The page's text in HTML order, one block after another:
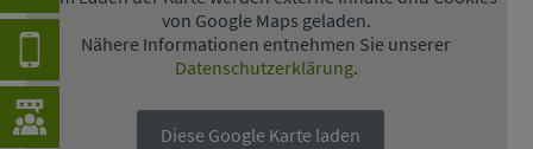
von Google Maps geladen.
Nähere Informationen entnehmen Sie unserer
Datenschutzerklärung.
Diese Google Karte laden